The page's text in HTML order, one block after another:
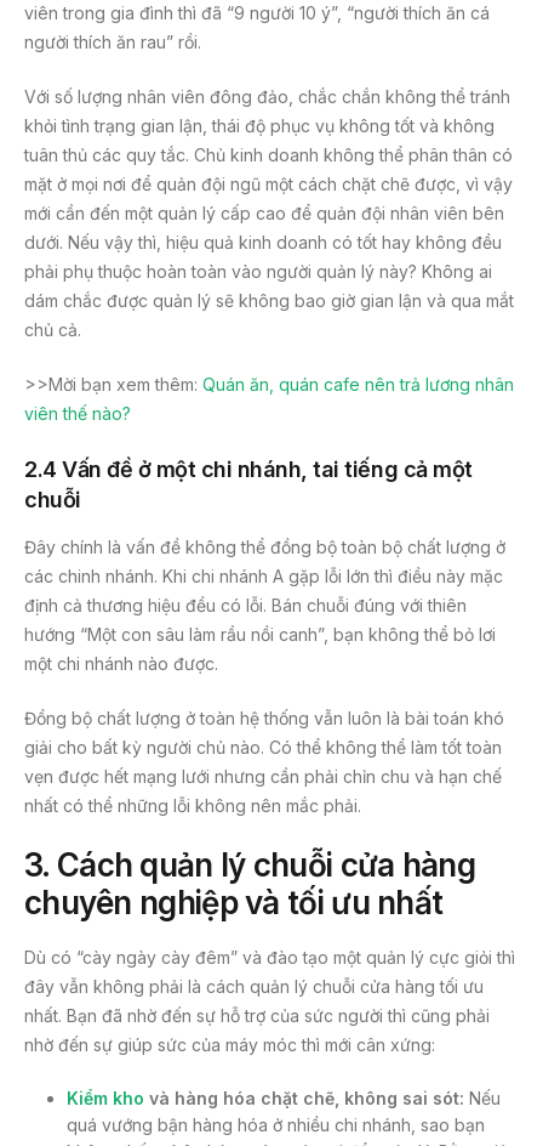
viên trong gia đình thì đã “9 người 10 ý”, “người thích ăn cá
người thích ăn rau” rồi.
Với số lượng nhân viên đông đảo, chắc chắn không thể tránh
khỏi tình trạng gian lận, thái độ phục vụ không tốt và không
tuân thủ các quy tắc. Chủ kinh doanh không thể phân thân có
mặt ở mọi nơi để quản đội ngũ một cách chặt chẽ được, vì vậy
mới cần đến một quản lý cấp cao để quản đội nhân viên bên
dưới. Nếu vậy thì, hiệu quả kinh doanh có tốt hay không đều
phải phụ thuộc hoàn toàn vào người quản lý này? Không ai
dám chắc được quản lý sẽ không bao giờ gian lận và qua mắt
chủ cả.
>>Mời bạn xem thêm: Quán ăn, quán cafe nên trả lương nhân
viên thế nào?
2.4 Vấn đề ở một chi nhánh, tai tiếng cả một
chuỗi
Đây chính là vấn đề không thể đồng bộ toàn bộ chất lượng ở
các chinh nhánh. Khi chi nhánh A gặp lỗi lớn thì điều này mặc
định cả thương hiệu đều có lỗi. Bán chuỗi đúng với thiên
hướng “Một con sâu làm rầu nồi canh”, bạn không thể bỏ lơi
một chi nhánh nào được.
Đồng bộ chất lượng ở toàn hệ thống vẫn luôn là bài toán khó
giải cho bất kỳ người chủ nào. Có thể không thể làm tốt toàn
vẹn được hết mạng lưới nhưng cần phải chỉn chu và hạn chế
nhất có thể những lỗi không nên mắc phải.
3. Cách quản lý chuỗi cửa hàng
chuyên nghiệp và tối ưu nhất
Dù có “cày ngày cày đêm” và đào tạo một quản lý cực giỏi thì
đây vẫn không phải là cách quản lý chuỗi cửa hàng tối ưu
nhất. Bạn đã nhờ đến sự hỗ trợ của sức người thì cũng phải
nhờ đến sự giúp sức của máy móc thì mới cân xứng:
Kiểm kho và hàng hóa chặt chẽ, không sai sót: Nếu
quá vướng bận hàng hóa ở nhiều chi nhánh, sao bạn